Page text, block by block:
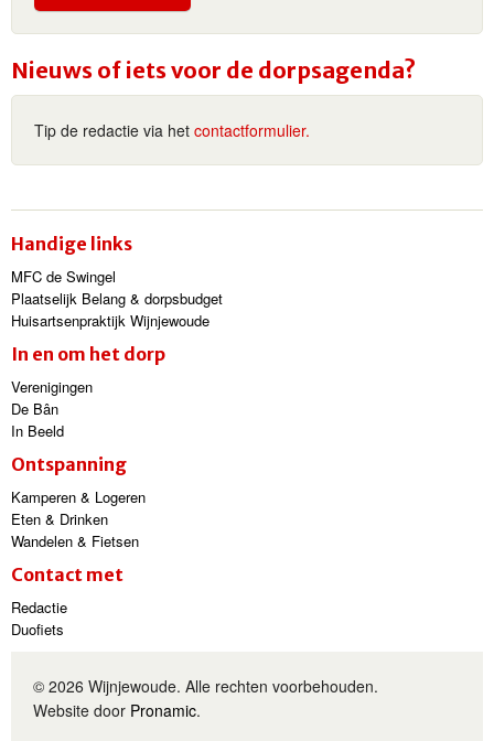
Nieuws of iets voor de dorpsagenda?
Tip de redactie via het contactformulier.
Handige links
MFC de Swingel
Plaatselijk Belang & dorpsbudget
Huisartsenpraktijk Wijnjewoude
In en om het dorp
Verenigingen
De Bân
In Beeld
Ontspanning
Kamperen & Logeren
Eten & Drinken
Wandelen & Fietsen
Contact met
Redactie
Duofiets
© 2026 Wijnjewoude. Alle rechten voorbehouden.
Website door Pronamic.